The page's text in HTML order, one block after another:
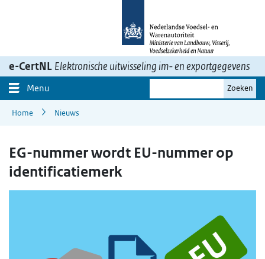
e-CertNL Elektronische uitwisseling im- en exportgegevens
Menu
zoekterm
Zoeken
Home Nieuws
EG-nummer wordt EU-nummer op
identificatiemerk